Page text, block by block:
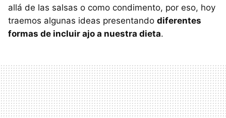
allá de las salsas o como condimento, por eso, hoy
traemos algunas ideas presentando diferentes
formas de incluir ajo a nuestra dieta.